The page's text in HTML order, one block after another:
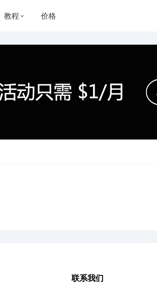
教程 价格
联系我们